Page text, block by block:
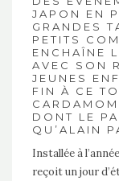
JAPON EN
GRANDES
PETITS
ENCHAÎNE
AVEC SON
JEUNES
FIN À CE
DONT LE
QU’ALAIN
Installée à
reçoit un jour